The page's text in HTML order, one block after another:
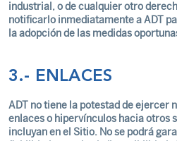
industrial, o de cualquier otro
notificarlo inmediatamente a ADT
la adopción de las medidas
3.- ENLACES
ADT no tiene la potestad de ejercer
enlaces o hipervínculos hacia otros
incluyan en el Sitio. No se podrá